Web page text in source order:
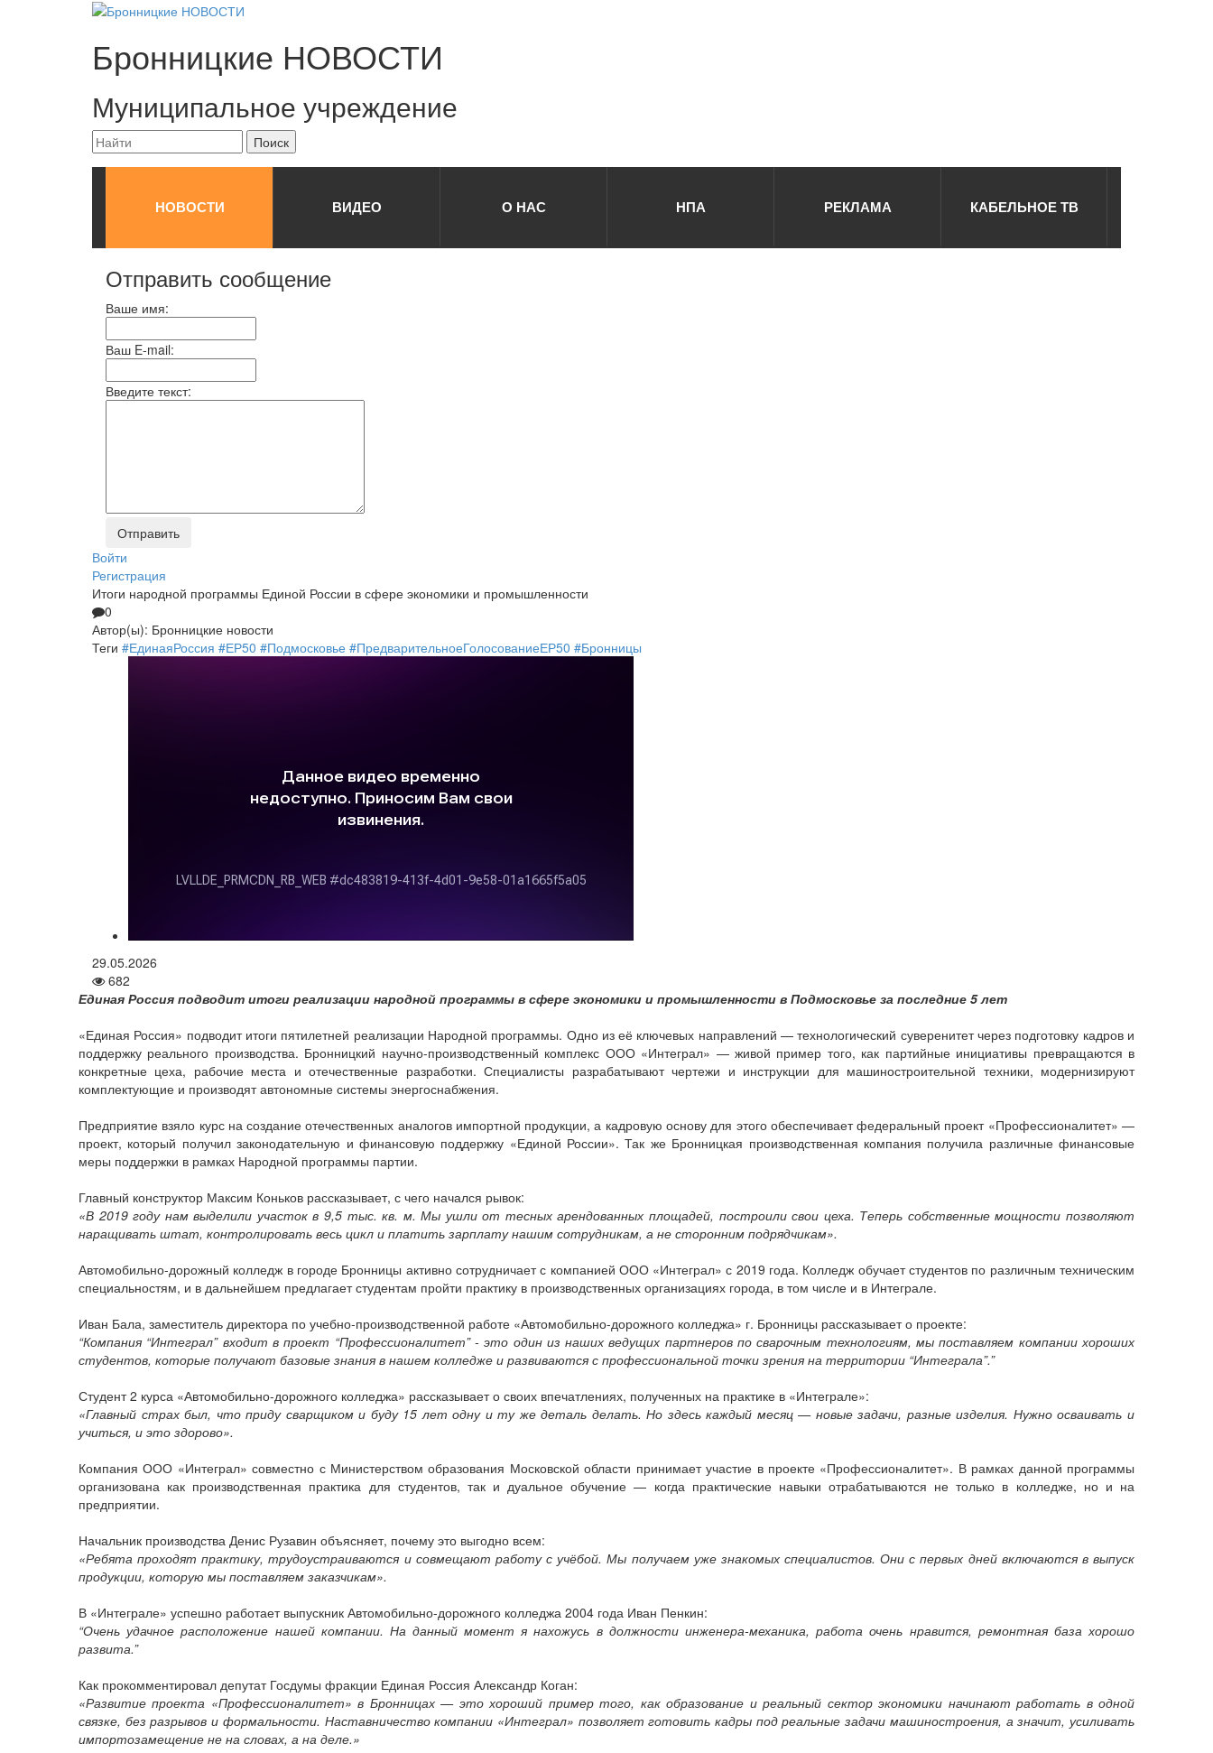
Бронницкие НОВОСТИ
Муниципальное учреждение
НОВОСТИ ВИДЕО О НАС НПА РЕКЛАМА КАБЕЛЬНОЕ ТВ
Отправить сообщение
Ваше имя:
Ваш E-mail:
Введите текст:
Войти
Регистрация
Итоги народной программы Единой России в сфере экономики и промышленности
0
Автор(ы): Бронницкие новости
Теги #ЕдинаяРоссия #ЕР50 #Подмосковье #ПредварительноеГолосованиеЕР50 #Бронницы
29.05.2026
682
Единая Россия подводит итоги реализации народной программы в сфере экономики и промышленности в Подмосковье за последние 5 лет
«Единая Россия» подводит итоги пятилетней реализации Народной программы. Одно из её ключевых направлений — технологический суверенитет через подготовку кадров и
поддержку реального производства. Бронницкий научно-производственный комплекс ООО «Интеграл» — живой пример того, как партийные инициативы превращаются в
конкретные цеха, рабочие места и отечественные разработки. Специалисты разрабатывают чертежи и инструкции для машиностроительной техники, модернизируют
комплектующие и производят автономные системы энергоснабжения.
Предприятие взяло курс на создание отечественных аналогов импортной продукции, а кадровую основу для этого обеспечивает федеральный проект «Профессионалитет» —
проект, который получил законодательную и финансовую поддержку «Единой России». Так же Бронницкая производственная компания получила различные финансовые
меры поддержки в рамках Народной программы партии.
Главный конструктор Максим Коньков рассказывает, с чего начался рывок:
«В 2019 году нам выделили участок в 9,5 тыс. кв. м. Мы ушли от тесных арендованных площадей, построили свои цеха. Теперь собственные мощности позволяют
наращивать штат, контролировать весь цикл и платить зарплату нашим сотрудникам, а не сторонним подрядчикам».
Автомобильно-дорожный колледж в городе Бронницы активно сотрудничает с компанией ООО «Интеграл» с 2019 года. Колледж обучает студентов по различным техническим
специальностям, и в дальнейшем предлагает студентам пройти практику в производственных организациях города, в том числе и в Интеграле.
Иван Бала, заместитель директора по учебно-производственной работе «Автомобильно-дорожного колледжа» г. Бронницы рассказывает о проекте:
“Компания “Интеграл” входит в проект “Профессионалитет” - это один из наших ведущих партнеров по сварочным технологиям, мы поставляем компании хороших
студентов, которые получают базовые знания в нашем колледже и развиваются с профессиональной точки зрения на территории “Интеграла”.”
Студент 2 курса «Автомобильно-дорожного колледжа» рассказывает о своих впечатлениях, полученных на практике в «Интеграле»:
«Главный страх был, что приду сварщиком и буду 15 лет одну и ту же деталь делать. Но здесь каждый месяц — новые задачи, разные изделия. Нужно осваивать и
учиться, и это здорово».
Компания ООО «Интеграл» совместно с Министерством образования Московской области принимает участие в проекте «Профессионалитет». В рамках данной программы
организована как производственная практика для студентов, так и дуальное обучение — когда практические навыки отрабатываются не только в колледже, но и на
предприятии.
Начальник производства Денис Рузавин объясняет, почему это выгодно всем:
«Ребята проходят практику, трудоустраиваются и совмещают работу с учёбой. Мы получаем уже знакомых специалистов. Они с первых дней включаются в выпуск
продукции, которую мы поставляем заказчикам».
В «Интеграле» успешно работает выпускник Автомобильно-дорожного колледжа 2004 года Иван Пенкин:
“Очень удачное расположение нашей компании. На данный момент я нахожусь в должности инженера-механика, работа очень нравится, ремонтная база хорошо
развита.”
Как прокомментировал депутат Госдумы фракции Единая Россия Александр Коган:
«Развитие проекта «Профессионалитет» в Бронницах — это хороший пример того, как образование и реальный сектор экономики начинают работать в одной
связке, без разрывов и формальности. Наставничество компании «Интеграл» позволяет готовить кадры под реальные задачи машиностроения, а значит, усиливать
импортозамещение не на словах, а на деле.»